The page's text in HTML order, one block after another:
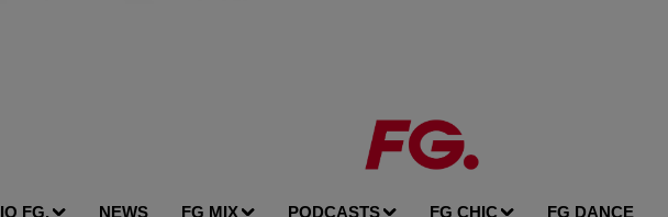
FG. NEWS FG MIX PODCASTS FG CHIC FG DANCE